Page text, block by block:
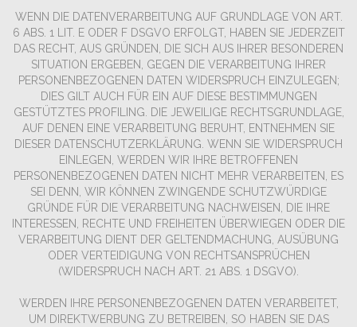
WENN DIE DATENVERARBEITUNG AUF GRUNDLAGE VON ART.
6 ABS. 1 LIT. E ODER F DSGVO ERFOLGT, HABEN SIE JEDERZEIT
DAS RECHT, AUS GRÜNDEN, DIE SICH AUS IHRER BESONDEREN
SITUATION ERGEBEN, GEGEN DIE VERARBEITUNG IHRER
PERSONENBEZOGENEN DATEN WIDERSPRUCH EINZULEGEN;
DIES GILT AUCH FÜR EIN AUF DIESE BESTIMMUNGEN
GESTÜTZTES PROFILING. DIE JEWEILIGE RECHTSGRUNDLAGE,
AUF DENEN EINE VERARBEITUNG BERUHT, ENTNEHMEN SIE
DIESER DATENSCHUTZERKLÄRUNG. WENN SIE WIDERSPRUCH
EINLEGEN, WERDEN WIR IHRE BETROFFENEN
PERSONENBEZOGENEN DATEN NICHT MEHR VERARBEITEN, ES
SEI DENN, WIR KÖNNEN ZWINGENDE SCHUTZWÜRDIGE
GRÜNDE FÜR DIE VERARBEITUNG NACHWEISEN, DIE IHRE
INTERESSEN, RECHTE UND FREIHEITEN ÜBERWIEGEN ODER DIE
VERARBEITUNG DIENT DER GELTENDMACHUNG, AUSÜBUNG
ODER VERTEIDIGUNG VON RECHTSANSPRÜCHEN
(WIDERSPRUCH NACH ART. 21 ABS. 1 DSGVO).
WERDEN IHRE PERSONENBEZOGENEN DATEN VERARBEITET,
UM DIREKTWERBUNG ZU BETREIBEN, SO HABEN SIE DAS